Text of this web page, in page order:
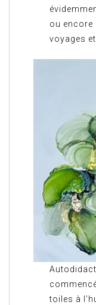
ou encore
voyages
toiles à